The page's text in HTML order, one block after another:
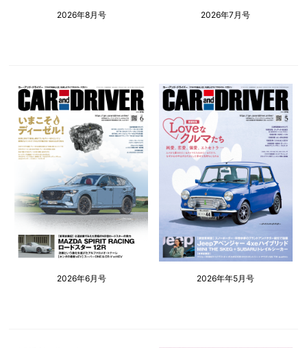
2026年8月号 2026年7月号
2026年6月号 2026年年5月号